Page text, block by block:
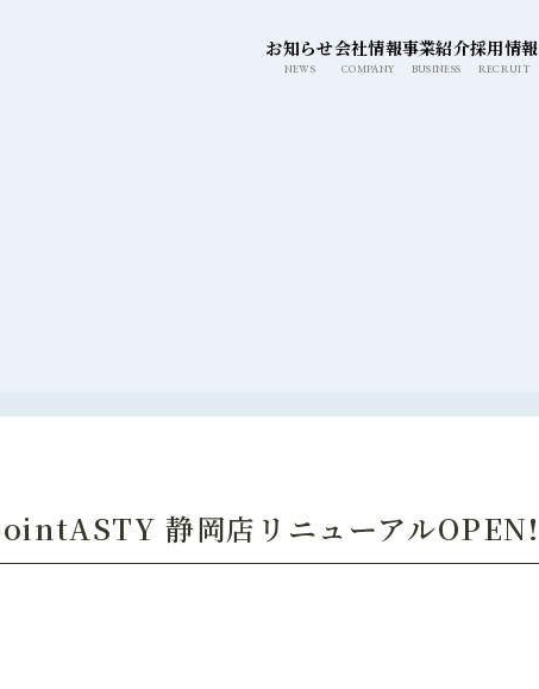
お知らせ
NEWS
会社情報
COMPANY
事業紹介
BUSINESS
採用情報
RECRUIT
静岡店リニューアルOPEN!